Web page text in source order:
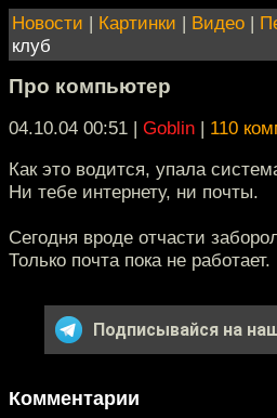
Новости | Картинки | Видео |
клуб
Про компьютер
04.10.04 00:51 | Goblin | 110
Как это водится, упала
Ни тебе интернету, ни почты.
Сегодня вроде отчасти
Только почта пока не работает.
Подписывайся на
Комментарии